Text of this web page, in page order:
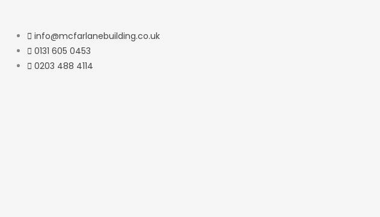
info@mcfarlanebuilding.co.uk
0131 605 0453
0203 488 4114